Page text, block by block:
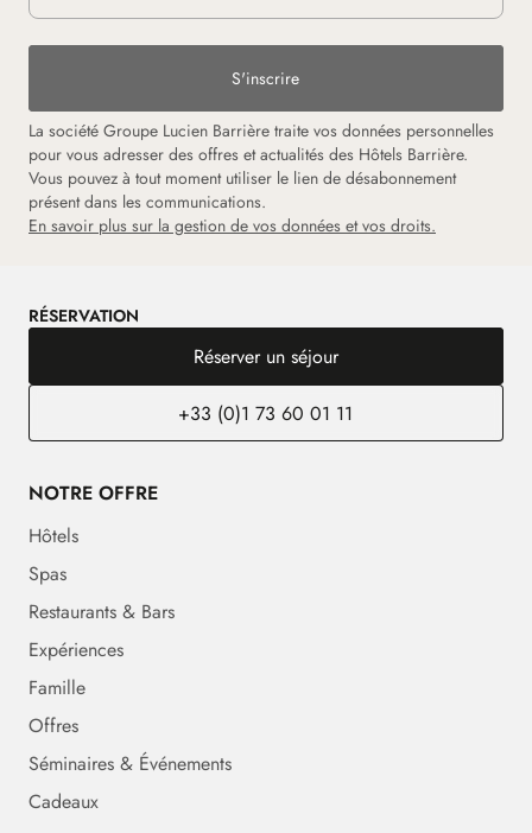
S'inscrire
La société Groupe Lucien Barrière traite vos données personnelles
pour vous adresser des offres et actualités des Hôtels Barrière.
Vous pouvez à tout moment utiliser le lien de désabonnement
présent dans les communications.
En savoir plus sur la gestion de vos données et vos droits.
RÉSERVATION
Réserver un séjour
+33 (0)1 73 60 01 11
NOTRE OFFRE
Hôtels
Spas
Restaurants & Bars
Expériences
Famille
Offres
Séminaires & Événements
Cadeaux